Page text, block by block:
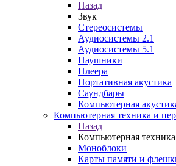
Назад
Звук
Стереосистемы
Аудиосистемы 2.1
Аудиосистемы 5.1
Наушники
Плеера
Портативная акустика
Саундбары
Компьютерная
Компьютерная техника и
Назад
Компьютерная
Моноблоки
Карты памяти и